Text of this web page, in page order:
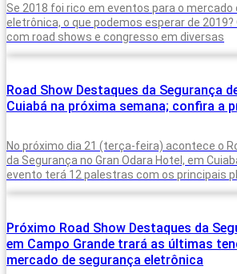
Se 2018 foi rico em eventos para o mercado
eletrônica, o que podemos esperar de 2019?
com road shows e congresso em diversas
Road Show Destaques da Segurança
Cuiabá na próxima semana; confira a
No próximo dia 21 (terça-feira) acontece o
da Segurança no Gran Odara Hotel, em
evento terá 12 palestras com os principais
Próximo Road Show Destaques da
em Campo Grande trará as últimas
mercado de segurança eletrônica